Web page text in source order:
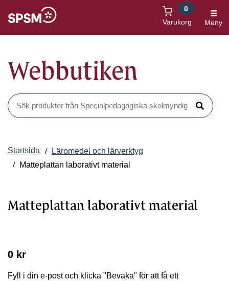
Varukorg
0
Meny
Webbutiken
Sök produkter i Webbutiken
Sök
Startsida
Läromedel och lärverktyg
Matteplattan laborativt material
Matteplattan laborativt material
0 kr
Fyll i din e-post och klicka "Bevaka" för att få ett